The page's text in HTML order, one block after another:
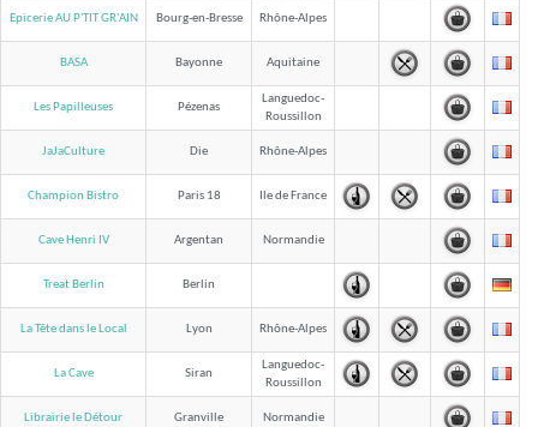
Epicerie AU P'TIT GR'AIN Bourg-en-Bresse Rhône-Alpes
BASA Bayonne Aquitaine
Les Papilleuses Pézenas
Languedoc-
Roussillon
JaJaCulture Die Rhône-Alpes
Champion Bistro Paris 18 Ile de France
Cave Henri IV Argentan Normandie
Treat Berlin Berlin
La Tête dans le Local Lyon Rhône-Alpes
La Cave Siran
Languedoc-
Roussillon
Librairie le Détour Granville Normandie